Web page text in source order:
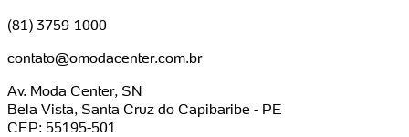
(81) 3759-1000
contato@omodacenter.com.br
Av. Moda Center, SN
Bela Vista, Santa Cruz do Capibaribe - PE
CEP: 55195-501